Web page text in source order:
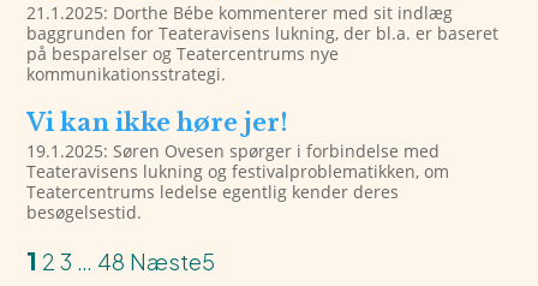
21.1.2025: Dorthe Bébe kommenterer med sit indlæg
baggrunden for Teateravisens lukning, der bl.a. er baseret
på besparelser og Teatercentrums nye
kommunikationsstrategi.
Vi kan ikke høre jer!
19.1.2025: Søren Ovesen spørger i forbindelse med
Teateravisens lukning og festivalproblematikken, om
Teatercentrums ledelse egentlig kender deres
besøgelsestid.
1 2 3 … 48 Næste